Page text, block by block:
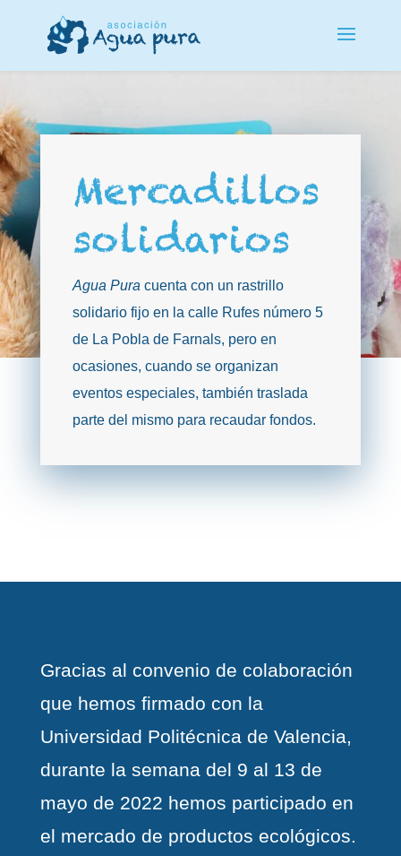
Mercadillos
solidarios
Agua Pura cuenta con un rastrillo
solidario fijo en la calle Rufes número 5
de La Pobla de Farnals, pero en
ocasiones, cuando se organizan
eventos especiales, también traslada
parte del mismo para recaudar fondos.
​Gracias al convenio de colaboración
que hemos firmado con la
Universidad Politécnica de Valencia,
durante la semana del 9 al 13 de
mayo de 2022 hemos participado en
el mercado de productos ecológicos.